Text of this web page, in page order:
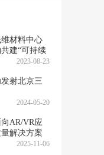
材料中心
建“可持续
实验室”2023-08-23
射北京三
2024-05-20
AR/VR应
解决方案
2025-11-06